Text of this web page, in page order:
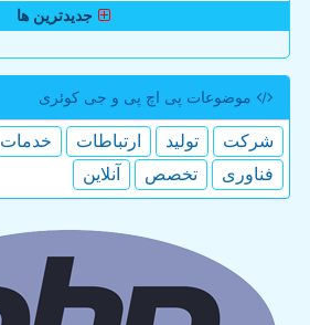
جدیدترین ها
موضوعات پی اچ پی و جی كوئری
شركت تولید ارتباطات خدمات
فناوری
تخصص آنلاین